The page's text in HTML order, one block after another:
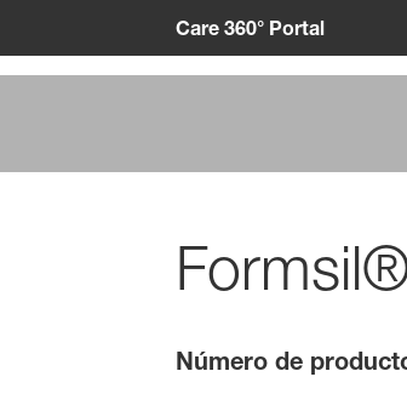
Care 360° Portal
Número de